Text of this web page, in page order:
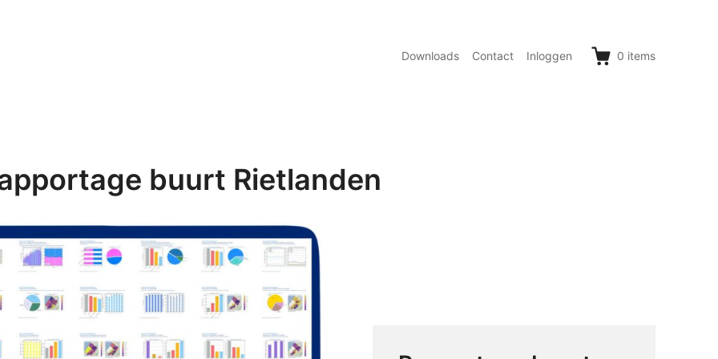
Downloads Contact Inloggen 0 items
buurt Rietlanden